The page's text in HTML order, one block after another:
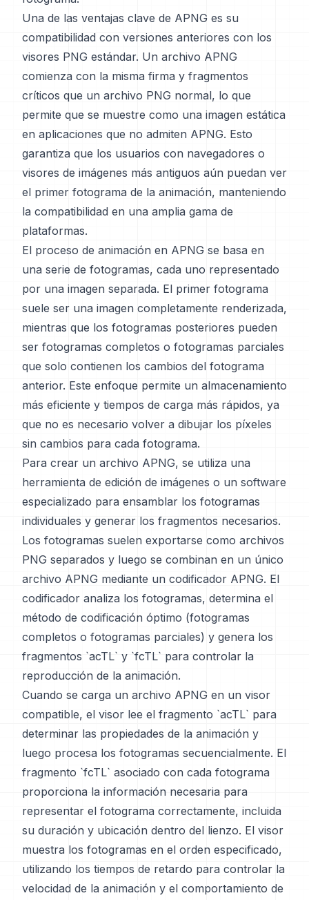
Una de las ventajas clave de APNG es su
compatibilidad con versiones anteriores con los
visores PNG estándar. Un archivo APNG
comienza con la misma firma y fragmentos
críticos que un archivo PNG normal, lo que
permite que se muestre como una imagen estática
en aplicaciones que no admiten APNG. Esto
garantiza que los usuarios con navegadores o
visores de imágenes más antiguos aún puedan ver
el primer fotograma de la animación, manteniendo
la compatibilidad en una amplia gama de
plataformas.
El proceso de animación en APNG se basa en
una serie de fotogramas, cada uno representado
por una imagen separada. El primer fotograma
suele ser una imagen completamente renderizada,
mientras que los fotogramas posteriores pueden
ser fotogramas completos o fotogramas parciales
que solo contienen los cambios del fotograma
anterior. Este enfoque permite un almacenamiento
más eficiente y tiempos de carga más rápidos, ya
que no es necesario volver a dibujar los píxeles
sin cambios para cada fotograma.
Para crear un archivo APNG, se utiliza una
herramienta de edición de imágenes o un software
especializado para ensamblar los fotogramas
individuales y generar los fragmentos necesarios.
Los fotogramas suelen exportarse como archivos
PNG separados y luego se combinan en un único
archivo APNG mediante un codificador APNG. El
codificador analiza los fotogramas, determina el
método de codificación óptimo (fotogramas
completos o fotogramas parciales) y genera los
fragmentos `acTL` y `fcTL` para controlar la
reproducción de la animación.
Cuando se carga un archivo APNG en un visor
compatible, el visor lee el fragmento `acTL` para
determinar las propiedades de la animación y
luego procesa los fotogramas secuencialmente. El
fragmento `fcTL` asociado con cada fotograma
proporciona la información necesaria para
representar el fotograma correctamente, incluida
su duración y ubicación dentro del lienzo. El visor
muestra los fotogramas en el orden especificado,
utilizando los tiempos de retardo para controlar la
velocidad de la animación y el comportamiento de